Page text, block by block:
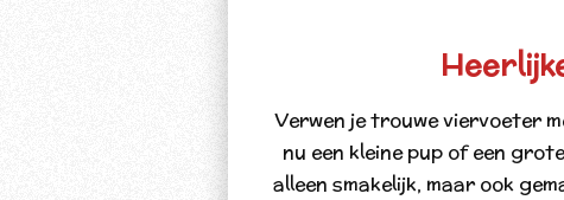
Verwen je trouwe viervoeter
nu een kleine pup of een
alleen smakelijk, maar ook